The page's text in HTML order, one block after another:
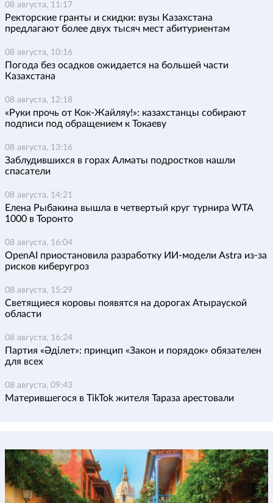
08 августа, 11:17
Ректорские гранты и скидки: вузы Казахстана
предлагают более двух тысяч мест абитуриентам
08 августа, 10:16
Погода без осадков ожидается на большей части
Казахстана
08 августа, 12:18
«Руки прочь от Кок-Жайляу!»: казахстанцы собирают
подписи под обращением к Токаеву
08 августа, 13:16
Заблудившихся в горах Алматы подростков нашли
спасатели
08 августа, 14:21
Елена Рыбакина вышла в четвертый круг турнира WTA
1000 в Торонто
08 августа, 16:04
OpenAI приостановила разработку ИИ-модели Astra из-за
рисков киберугроз
08 августа, 15:29
Светящиеся коровы появятся на дорогах Атырауской
области
08 августа, 16:24
Партия «Әділет»: принцип «Закон и порядок» обязателен
для всех
08 августа, 09:43
Матерившегося в TikTok жителя Тараза арестовали